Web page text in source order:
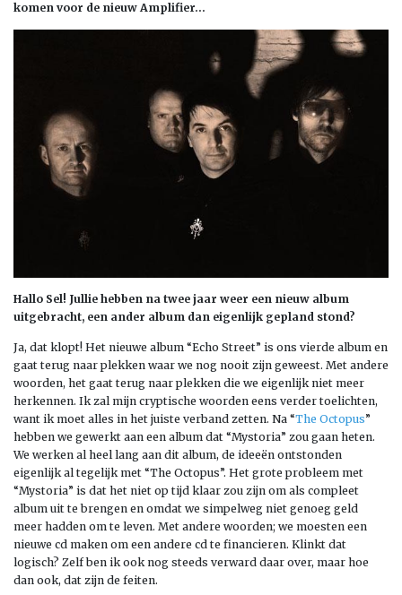
komen voor de nieuw Amplifier…
Hallo Sel! Jullie hebben na twee jaar weer een nieuw album
uitgebracht, een ander album dan eigenlijk gepland stond?
Ja, dat klopt! Het nieuwe album “Echo Street” is ons vierde album en
gaat terug naar plekken waar we nog nooit zijn geweest. Met andere
woorden, het gaat terug naar plekken die we eigenlijk niet meer
herkennen. Ik zal mijn cryptische woorden eens verder toelichten,
want ik moet alles in het juiste verband zetten. Na “The Octopus”
hebben we gewerkt aan een album dat “Mystoria” zou gaan heten.
We werken al heel lang aan dit album, de ideeën ontstonden
eigenlijk al tegelijk met “The Octopus”. Het grote probleem met
“Mystoria” is dat het niet op tijd klaar zou zijn om als compleet
album uit te brengen en omdat we simpelweg niet genoeg geld
meer hadden om te leven. Met andere woorden; we moesten een
nieuwe cd maken om een andere cd te financieren. Klinkt dat
logisch? Zelf ben ik ook nog steeds verward daar over, maar hoe
dan ook, dat zijn de feiten.